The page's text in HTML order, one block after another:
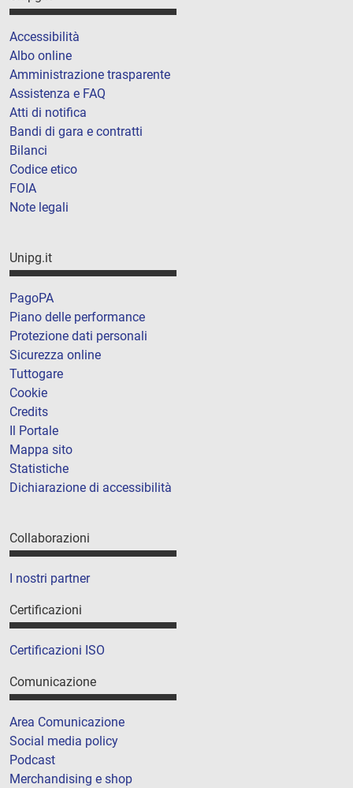
Accessibilità
Albo online
Amministrazione trasparente
Assistenza e FAQ
Atti di notifica
Bandi di gara e contratti
Bilanci
Codice etico
FOIA
Note legali
Unipg.it
PagoPA
Piano delle performance
Protezione dati personali
Sicurezza online
Tuttogare
Cookie
Credits
Il Portale
Mappa sito
Statistiche
Dichiarazione di accessibilità
Collaborazioni
I nostri partner
Certificazioni
Certificazioni ISO
Comunicazione
Area Comunicazione
Social media policy
Podcast
Merchandising e shop